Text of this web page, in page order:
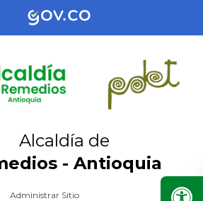
Alcaldía de
- Antioquia
Administrar Sitio